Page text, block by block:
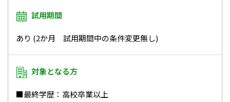
試用期間
あり (2か月 試用期間中の条件変更無し)
対象となる方
■最終学歴：高校卒業以上